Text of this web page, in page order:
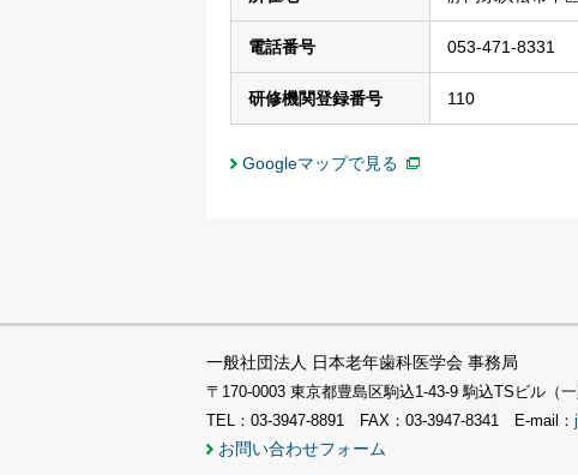
電話番号 053-471-8331
研修機関登録番号 110
Googleマップで見る
一般社団法人 日本老年歯科医学会 事務局
〒170-0003 東京都豊島区駒込1-43-9 駒込TSビル（
TEL：03-3947-8891 FAX：03-3947-8341 E-mail：
お問い合わせフォーム